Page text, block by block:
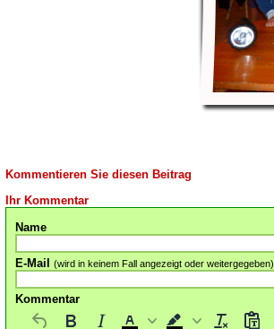
Kommentieren Sie diesen Beitrag
Ihr Kommentar
Name
E-Mail (wird in keinem Fall angezeigt oder weitergegeben)
Kommentar